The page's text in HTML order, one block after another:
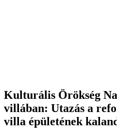
Kulturális Örökség
villában: Utazás a
villa épületének